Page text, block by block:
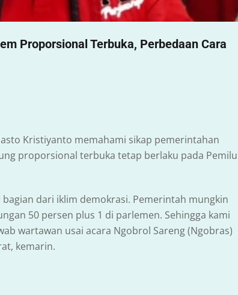
Proporsional Terbuka, Perbedaan Cara
Kristiyanto memahami sikap pemerintahan
proporsional terbuka tetap berlaku pada Pemilu
dari iklim demokrasi. Pemerintah mungkin
50 persen plus 1 di parlemen. Sehingga kami
wartawan usai acara Ngobrol Sareng (Ngobras)
kemarin.